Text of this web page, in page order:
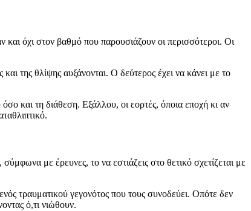
και όχι στον βαθμό που παρουσιάζουν οι περισσότεροι. Οι
της θλίψης αυξάνονται. Ο δεύτερος έχει να κάνει με το
και τη διάθεση. Εξάλλου, οι εορτές, όποια εποχή κι αν
με έρευνες, το να εστιάζεις στο θετικό σχετίζεται με
τραυματικού γεγονότος που τους συνοδεύει. Οπότε δεν
ό,τι νιώθουν.